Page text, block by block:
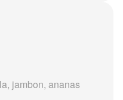
jambon, ananas